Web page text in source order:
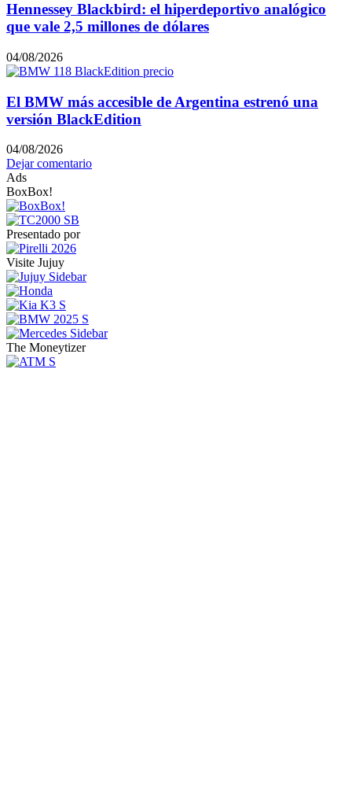
Hennessey Blackbird: el hiperdeportivo analógico
que vale 2,5 millones de dólares
04/08/2026
El BMW más accesible de Argentina estrenó una
versión BlackEdition
04/08/2026
Dejar comentario
Ads
BoxBox!
Presentado por
Visite Jujuy
The Moneytizer